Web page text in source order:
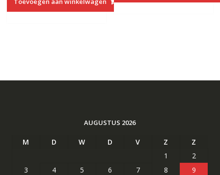
€74.35.€44.73.
AUGUSTUS 2026
M D W D V Z
Z
1
2
3
4 5 6 7 8
9